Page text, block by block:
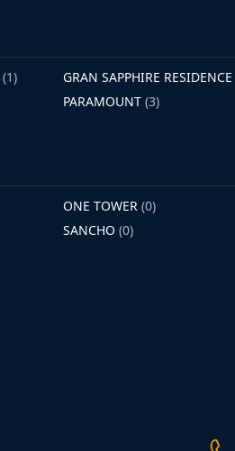
(1) GRAN SAPPHIRE RESIDENCE
PARAMOUNT (3)
ONE TOWER (0)
SANCHO (0)